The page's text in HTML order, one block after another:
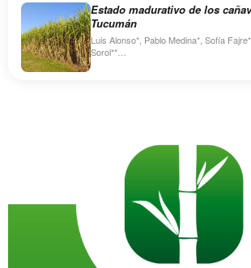
Estado madurativo de los
Tucumán
Luis Alonso*, Pablo Medina*, Sofía
Sorol**